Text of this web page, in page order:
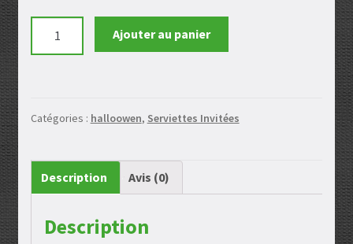
gris
Ajouter au panier
Catégories : halloowen, Serviettes Invitées
Description Avis (0)
Description